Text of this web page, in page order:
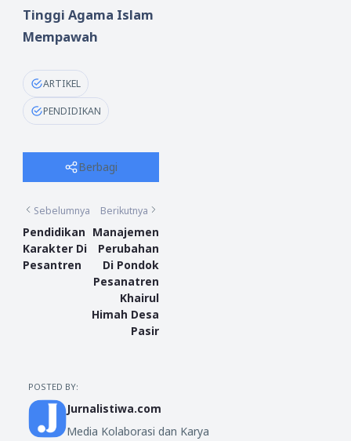
Tinggi Agama Islam
Mempawah
ARTIKEL
PENDIDIKAN
Berbagi
Sebelumnya
Pendidikan
Karakter Di
Pesantren
Berikutnya
Manajemen
Perubahan
Di Pondok
Pesanatren
Khairul
Himah Desa
Pasir
POSTED BY:
Jurnalistiwa.com
Media Kolaborasi dan Karya